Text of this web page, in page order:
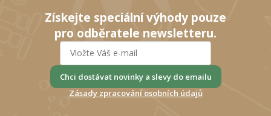
Získejte speciální výhody pouze
pro odběratele newsletteru.
Chci dostávat novinky a slevy do emailu
Zásady zpracování osobních údajů